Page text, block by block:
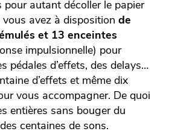
autant décoller le papier
avez à disposition de
et 13 enceintes
impulsionnelle) pour
pédales d’effets, des delays…
d’effets et même dix
vous accompagner. De quoi
entières sans bouger du
centaines de sons.